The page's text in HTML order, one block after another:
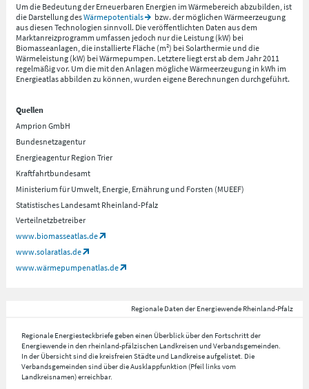
Um die Bedeutung der Erneuerbaren Energien im Wärmebereich abzubilden, ist
die Darstellung desWärmepotentials
bzw. der möglichen Wärmeerzeugung
aus diesen Technologien sinnvoll. Die veröffentlichten Daten aus dem
Marktanreizprogramm umfassen jedoch nur die Leistung (kW) bei
Biomasseanlagen, die installierte Fläche (m²) bei Solarthermie und die
Wärmeleistung (kW) bei Wärmepumpen. Letztere liegt erst ab dem Jahr 2011
regelmäßig vor. Um die mit den Anlagen mögliche Wärmeerzeugung in kWh im
Energieatlas abbilden zu können, wurden eigene Berechnungen durchgeführt.
Quellen
Amprion GmbH
Bundesnetzagentur
Energieagentur Region Trier
Kraftfahrtbundesamt
Ministerium für Umwelt, Energie, Ernährung und Forsten (MUEEF)
Statistisches Landesamt Rheinland-Pfalz
Verteilnetzbetreiber
www.biomasseatlas.de
www.solaratlas.de
www.wärmepumpenatlas.de
Regionale Daten der Energiewende Rheinland-Pfalz
Regionale Energiesteckbriefe geben einen Überblick über den Fortschritt der
Energiewende in den rheinland-pfälzischen Landkreisen und Verbandsgemeinden.
In der Übersicht sind die kreisfreien Städte und Landkreise aufgelistet. Die
Verbandsgemeinden sind über die Ausklappfunktion (Pfeil links vom
Landkreisnamen) erreichbar.